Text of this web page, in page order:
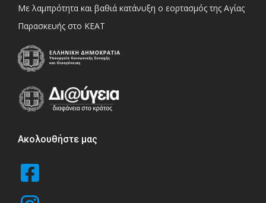
Με λαμπρότητα και βαθιά κατάνυξη ο εορτασμός της Αγίας
Παρασκευής στο ΚΕΑΤ
Ακολουθήστε μας